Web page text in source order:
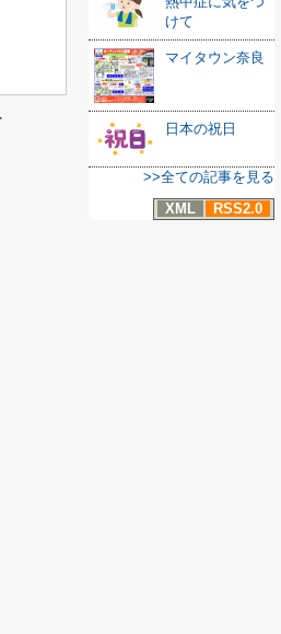
けて
マイタウン奈良
日本の祝日
>>全ての記事を見る
XML
RSS2.0